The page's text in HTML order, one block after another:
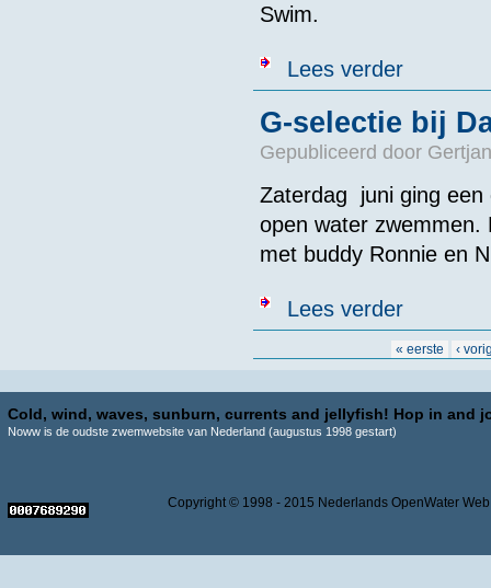
Swim.
Lees verderover Laatste
G-selectie bij
Gepubliceerd door
Zaterdag juni ging een
open water zwemmen.
met buddy Ronnie en
Lees verderover G-
« eerste ‹
Cold, wind, waves, sunburn, currents and jellyfish! Hop in and
Noww is de oudste zwemwebsite van Nederland (augustus 1998 gestart)
Copyright © 1998 - 2015 Nederlands OpenWater